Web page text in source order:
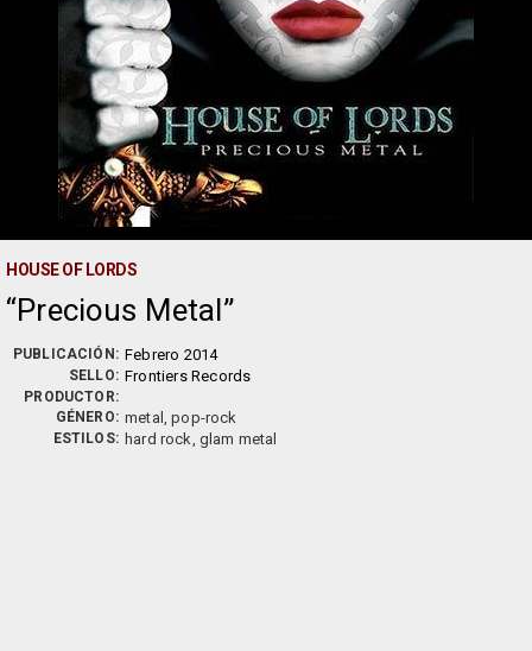
HOUSE OF LORDS
Precious Metal
PUBLICACIÓN: Febrero 2014
SELLO: Frontiers Records
PRODUCTOR:
GÉNERO: metal, pop-rock
ESTILOS: hard rock, glam metal